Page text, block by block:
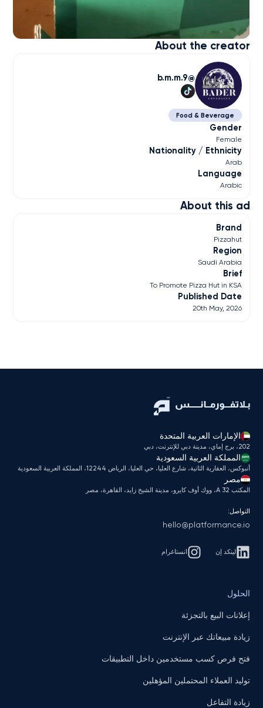
About this ad
Brand
Pizzahut
Region
Saudi Arabia
Brief
To Promote Pizza Hut in KSA
Published Date
20th May, 2026
About the creator
b.m.m.9
Food & Beverage
Gender
Female
Nationality / Ethnicity
Arab
Language
Arabic
الإمارات العربية المتحدة
202، برج إماي، مدينة دبي للإنترنت، دبي
المملكة العربية السعودية
أنبوكس، العقارية الثانية، شارع العليا، حي العليا، الرياض 12244، المملكة العربية السعودية
مصر
المكتب A 32، ووك أوف كايرو، مدينة الشيخ زايد، القاهرة، مصر
التواصل:
hello@platformance.io
لينكد إن انستاغرام
الحلول
إعلانات البيع بالتجزئة
زيادة مبيعاتك عبر الإنترنت
فتح فرص كسب مستخدمين داخل التطبيقات
توليد العملاء المحتملين المؤهلين
زيادة التفاعل